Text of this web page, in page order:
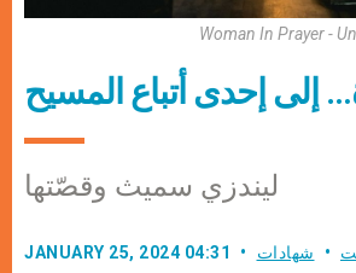
Woman In Prayer -
إحدى أتباع المسيح
ليندزي سميث وقصّتها
JANUARY 25, 2024 04:31 شهادات